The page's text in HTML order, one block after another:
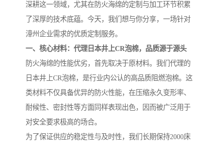
深耕这一领域，尤其在防火海绵的定制与加工环节积累
了深厚的技术底蕴。今天，我们想与你分享，一场针对
漳州企业需求的优质定制服务。
一、核心材料：代理日本井上CR泡棉，品质源于源头
防火海绵的性能优劣，首先取决于原材料。我们代理的
日本井上CR泡棉，是行业内公认的高品质阻燃泡棉。这
类材料不仅具备优异的防火性能，在压缩永久变形率、
耐候性、密封性等方面同样表现出色，因而被广泛用于
对安全要求极高的场合。
为了保证供应的稳定性与及时性，我们长期保持2000床